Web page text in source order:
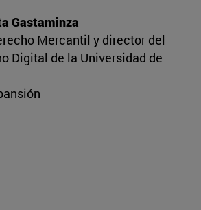
Gastaminza
Mercantil y director del
Digital de la Universidad de